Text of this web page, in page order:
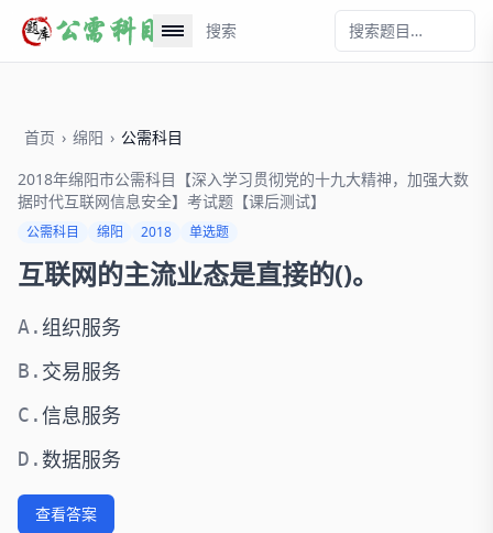
搜索
首页 › 绵阳 › 公需科目
2018年绵阳市公需科目【深入学习贯彻党的十九大精神，加强大数
据时代互联网信息安全】考试题【课后测试】
公需科目 绵阳 2018 单选题
互联网的主流业态是直接的()。
A. 组织服务
B. 交易服务
C.信息服务
D. 数据服务
查看答案